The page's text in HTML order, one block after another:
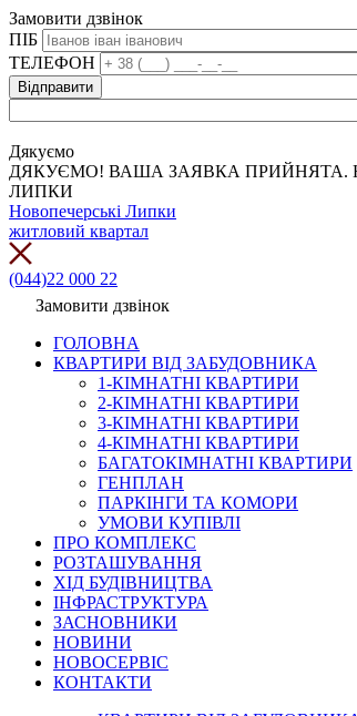
Замовити дзвінок
ПІБ
ТЕЛЕФОН
Дякуємо
ДЯКУЄМО! ВАША ЗАЯВКА ПРИЙНЯТА.
ЛИПКИ
Новопечерські Липки
житловий квартал
(044)22 000 22
Замовити дзвінок
ГОЛОВНА
КВАРТИРИ ВІД ЗАБУДОВНИКА
1-КІМНАТНІ КВАРТИРИ
2-КІМНАТНІ КВАРТИРИ
3-КІМНАТНІ КВАРТИРИ
4-КІМНАТНІ КВАРТИРИ
БАГАТОКІМНАТНІ КВАРТИРИ
ГЕНПЛАН
ПАРКІНГИ ТА КОМОРИ
УМОВИ КУПІВЛІ
ПРО КОМПЛЕКС
РОЗТАШУВАННЯ
ХІД БУДІВНИЦТВА
ІНФРАСТРУКТУРА
ЗАСНОВНИКИ
НОВИНИ
НОВОСЕРВІС
КОНТАКТИ